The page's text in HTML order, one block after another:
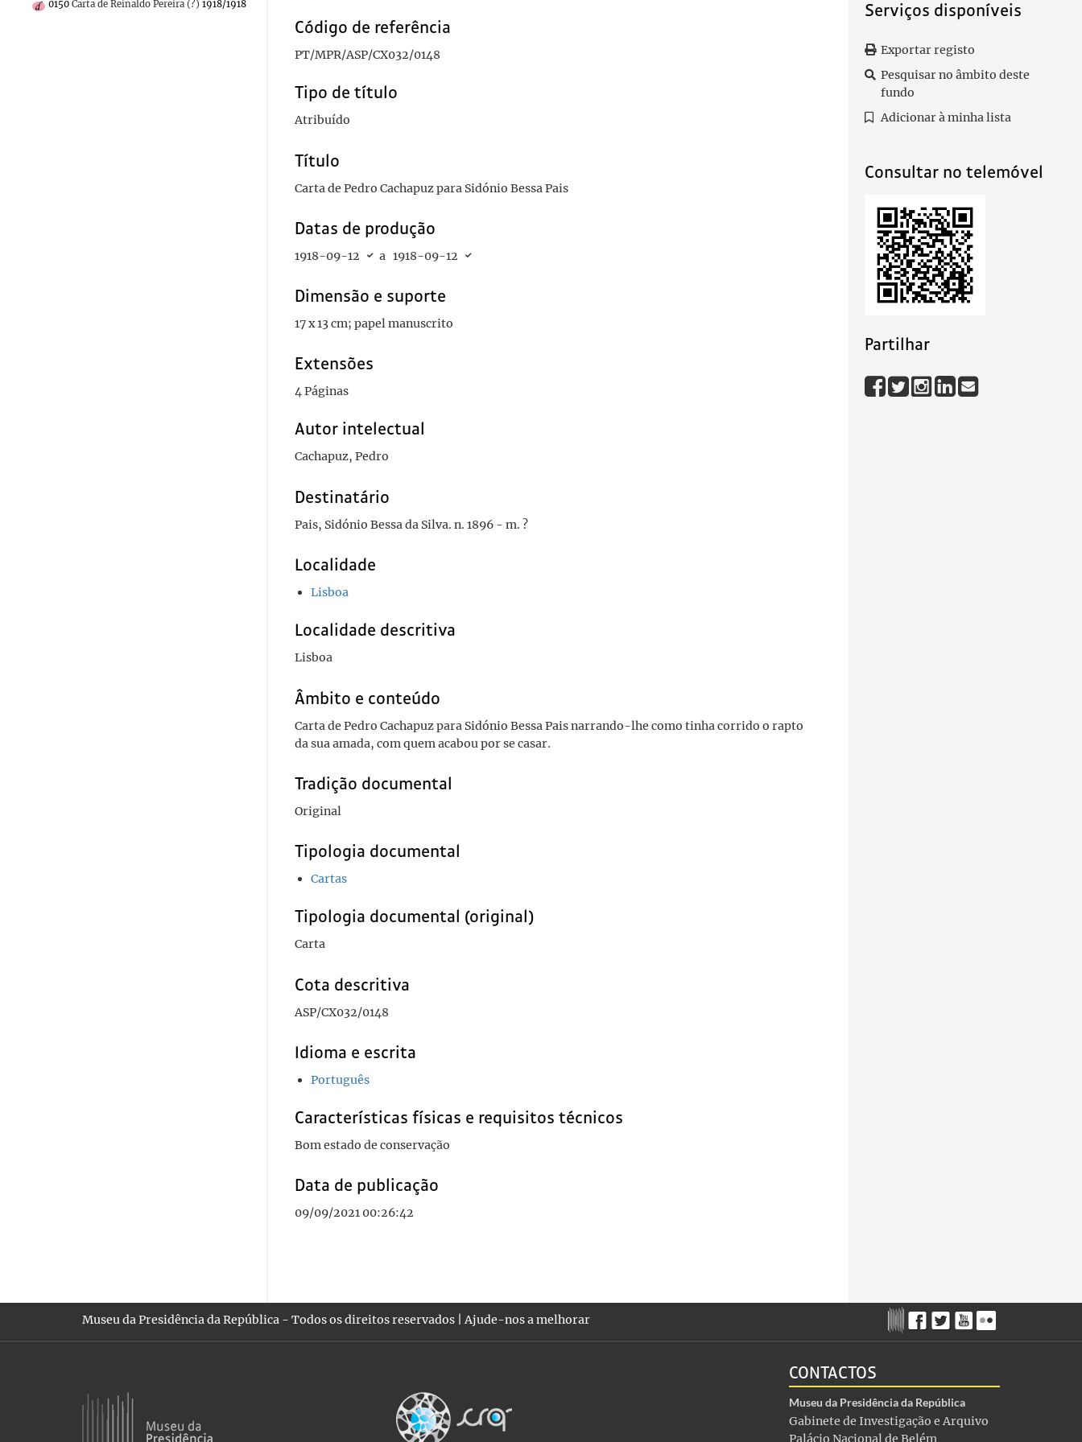
0150 Carta de Reinaldo Pereira (?) 1918/1918 Serviços disponíveis
Exportar registo
Pesquisar no âmbito deste
fundo
Adicionar à minha lista
Consultar no telemóvel
Partilhar
Código de referência
PT/MPR/ASP/CX032/0148
Tipo de título
Atribuído
Título
Carta de Pedro Cachapuz para Sidónio Bessa Pais
Datas de produção
1918-09-12 a 1918-09-12
Dimensão e suporte
17 x 13 cm; papel manuscrito
Extensões
4 Páginas
Autor intelectual
Cachapuz, Pedro
Destinatário
Pais, Sidónio Bessa da Silva. n. 1896 - m. ?
Localidade
Lisboa
Localidade descritiva
Lisboa
Âmbito e conteúdo
Carta de Pedro Cachapuz para Sidónio Bessa Pais narrando-lhe como tinha corrido o rapto
da sua amada, com quem acabou por se casar.
Tradição documental
Original
Tipologia documental
Cartas
Tipologia documental (original)
Carta
Cota descritiva
ASP/CX032/0148
Idioma e escrita
Português
Características físicas e requisitos técnicos
Bom estado de conservação
Data de publicação
09/09/2021 00:26:42
Museu da Presidência da República - Todos os direitos reservados |Ajude-nos a melhorar
CONTACTOS
Museu da Presidência da República
Gabinete de Investigação e Arquivo
Palácio Nacional de Belém